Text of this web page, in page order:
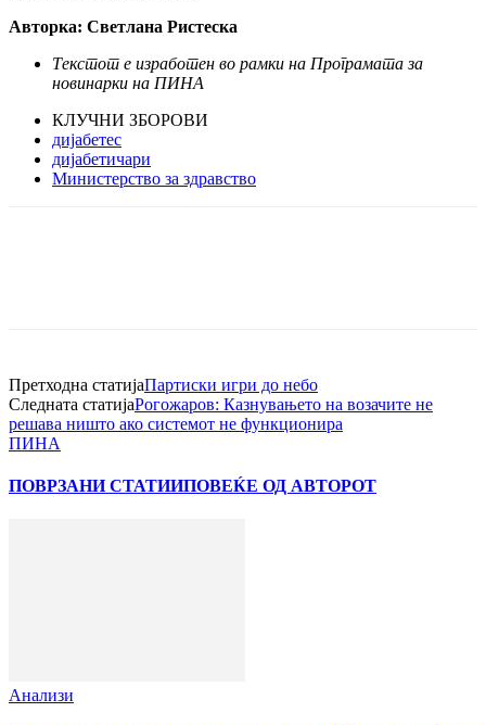
Авторка: Светлана Ристеска
Текстот е изработен во рамки на Програмата за
новинарки на ПИНА
КЛУЧНИ ЗБОРОВИ
дијабетес
дијабетичари
Министерство за здравство
Претходна статијаПартиски игри до небо
Следната статијаРогожаров: Казнувањето на возачите не
решава ништо ако системот не функционира
ПИНА
ПОВРЗАНИ СТАТИИПОВЕЌЕ ОД АВТОРОТ
Анализи